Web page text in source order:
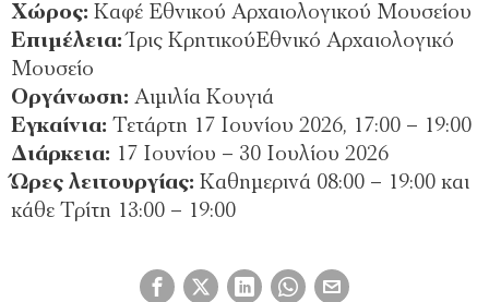
Χώρος: Καφέ Εθνικού Αρχαιολογικού Μουσείου
Επιμέλεια:Ίρις ΚρητικούΕθνικό Αρχαιολογικό
Μουσείο
Οργάνωση: Αιμιλία Κουγιά
Εγκαίνια: Τετάρτη 17 Ιουνίου 2026, 17:00 – 19:00
Διάρκεια: 17 Ιουνίου – 30 Ιουλίου 2026
Ώρες λειτουργίας: Καθημερινά 08:00 – 19:00 και
κάθε Τρίτη 13:00 – 19:00